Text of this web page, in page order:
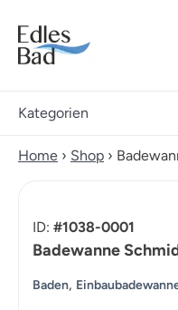
Kategorien
Home › Shop ›
ID: #1038-0001
Badewanne
Baden,